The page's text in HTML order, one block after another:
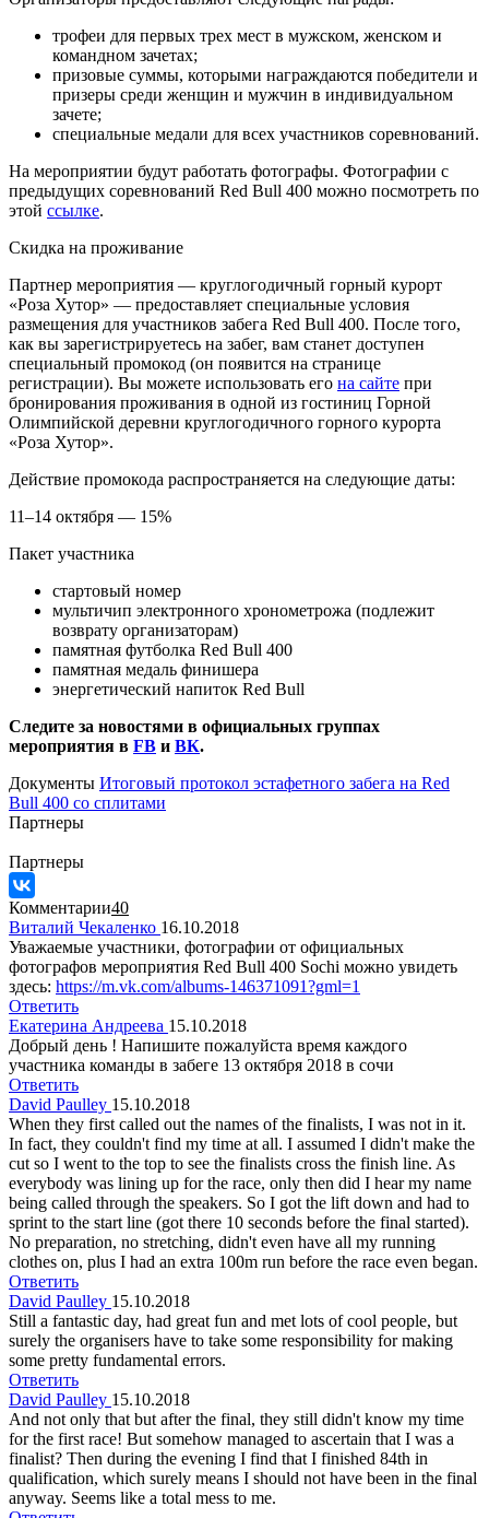
трофеи для первых трех мест в мужском, женском и
командном зачетах;
призовые суммы, которыми награждаются победители и
призеры среди женщин и мужчин в индивидуальном
зачете;
специальные медали для всех участников соревнований.
На мероприятии будут работать фотографы. Фотографии с
предыдущих соревнований Red Bull 400 можно посмотреть по
этой ссылке.
Скидка на проживание
Партнер мероприятия — круглогодичный горный курорт
«Роза Хутор» — предоставляет специальные условия
размещения для участников забега Red Bull 400. После того,
как вы зарегистрируетесь на забег, вам станет доступен
специальный промокод (он появится на странице
регистрации). Вы можете использовать его на сайте при
бронирования проживания в одной из гостиниц Горной
Олимпийской деревни круглогодичного горного курорта
«Роза Хутор».
Действие промокода распространяется на следующие даты:
11–14 октября — 15%
Пакет участника
стартовый номер
мультичип электронного хронометрожа (подлежит
возврату организаторам)
памятная футболка Red Bull 400
памятная медаль финишера
энергетический напиток Red Bull
Следите за новостями в официальных группах
мероприятия в FB и ВК.
Документы Итоговый протокол эстафетного забега на Red
Bull 400 со сплитами
Партнеры
Партнеры
Комментарии40
Виталий Чекаленко 16.10.2018
Уважаемые участники, фотографии от официальных
фотографов мероприятия Red Bull 400 Sochi можно увидеть
здесь: https://m.vk.com/albums-146371091?gml=1
Ответить
Екатерина Андреева 15.10.2018
Добрый день ! Напишите пожалуйста время каждого
участника команды в забеге 13 октября 2018 в сочи
Ответить
David Paulley 15.10.2018
When they first called out the names of the finalists, I was not in it.
In fact, they couldn't find my time at all. I assumed I didn't make the
cut so I went to the top to see the finalists cross the finish line. As
everybody was lining up for the race, only then did I hear my name
being called through the speakers. So I got the lift down and had to
sprint to the start line (got there 10 seconds before the final started).
No preparation, no stretching, didn't even have all my running
clothes on, plus I had an extra 100m run before the race even began.
Ответить
David Paulley 15.10.2018
Still a fantastic day, had great fun and met lots of cool people, but
surely the organisers have to take some responsibility for making
some pretty fundamental errors.
Ответить
David Paulley 15.10.2018
And not only that but after the final, they still didn't know my time
for the first race! But somehow managed to ascertain that I was a
finalist? Then during the evening I find that I finished 84th in
qualification, which surely means I should not have been in the final
anyway. Seems like a total mess to me.